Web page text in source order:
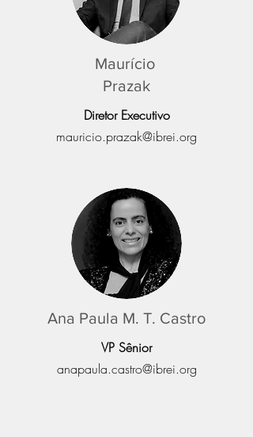
Maurício
Prazak
Diretor Executivo
mauricio.prazak@ibrei.org
Ana Paula M. T. Castro
VP Sênior
anapaula.castro@ibrei.org